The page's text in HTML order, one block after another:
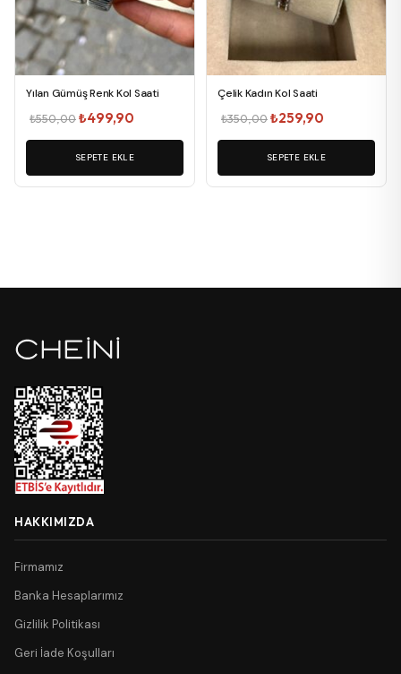
Yılan Gümüş Renk Kol Saati
₺550,00Orijinal
fiyat:
₺550,00.
₺499,90
andaki
fiyat:
₺499,90.
SEPETE EKLE
Çelik Kadın Kol Saati
₺350,00Orijinal
fiyat:
₺350,00.
₺259,90
andaki
fiyat:
SEPETE EKLE
HAKKIMIZDA
Firmamız
Banka Hesaplarımız
Gizlilik Politikası
Geri İade Koşulları